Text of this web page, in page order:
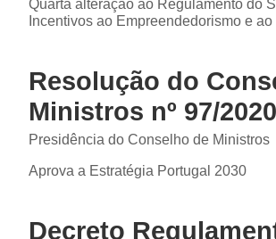
Quarta alteração ao Regulamento do
Incentivos ao Empreendedorismo e
Resolução do
Ministros nº 97/2020
Presidência do Conselho de Ministros
Aprova a Estratégia Portugal 2030
Decreto